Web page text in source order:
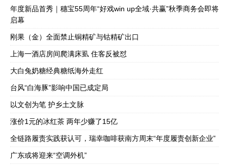
年度新品首秀｜穗宝55周年“好戏win up全域·共赢”秋季商务会即将
启幕
刚果（金）全面禁止铜精矿与钴精矿出口
上海一酒店房间爬满床虱 住客反被怼
大白兔奶糖经典糖纸海外走红
台风“白海豚”影响中国已成定局
以文创为笔 护乡土文脉
涨价1元的冰红茶 两年少赚了15亿
全链路履责实践获认可，瑞幸咖啡获南方周末“年度履责创新企业”
广东或将迎来“空调外机”